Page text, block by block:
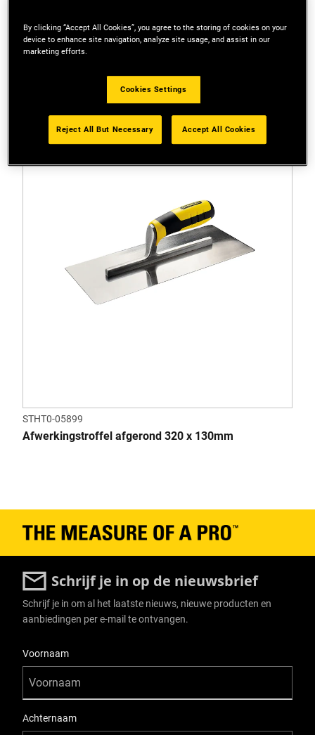
Filters
STHT0-05899
Afwerkingstroffel afgerond 320 x 130mm
Schrijf je in op de nieuwsbrief
Schrijf je in om al het laatste nieuws, nieuwe producten en
aanbiedingen per e-mail te ontvangen.
Voornaam
Achternaam
By clicking “Accept All Cookies”, you agree to the storing of cookies on your
device to enhance site navigation, analyze site usage, and assist in our
marketing efforts.
Cookies Settings
Reject All But Necessary Accept All Cookies